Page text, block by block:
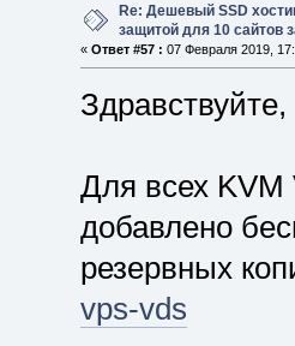
Re: Дешевый SSD
защитой для 10 сайтов
« Ответ #57 : 07 Февраля 2019,
Для всех
добавлено
резервных
vps-vds